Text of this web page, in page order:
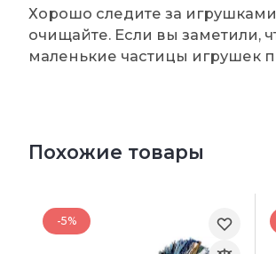
Хорошо следите за
очищайте. Если вы заметили,
маленькие частицы игрушек
Похожие товары
-5%